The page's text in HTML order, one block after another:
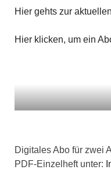
Hier gehts zur
Hier klicken, um ein
Digitales Abo für zwei
PDF-Einzelheft unter: